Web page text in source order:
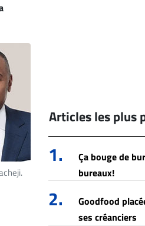
Articles les plus
1.
Ça bouge de
bureaux!
2.
Goodfood
ses créanciers